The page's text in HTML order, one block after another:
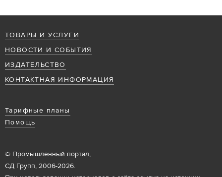
ТОВАРЫ И УСЛУГИ
НОВОСТИ И СОБЫТИЯ
ИЗДАТЕЛЬСТВО
КОНТАКТНАЯ ИНФОРМАЦИЯ
Тарифные планы
Помощь
© Промышленный портал,
СД Групп, 2006-2026.